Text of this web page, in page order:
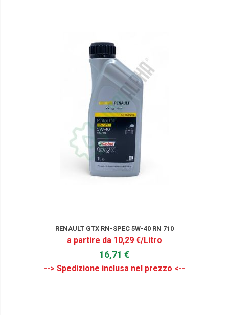
RENAULT GTX RN-SPEC 5W-40 RN 710
a partire da 10,29 €/Litro
16,71 €